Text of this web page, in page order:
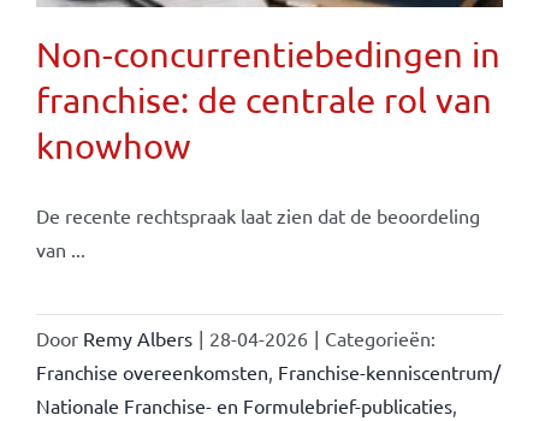
Non-concurrentiebedingen in
franchise: de centrale rol van
knowhow
De recente rechtspraak laat zien dat de beoordeling
van ...
Door Remy Albers | 28-04-2026 | Categorieën:
Franchise overeenkomsten Franchise-kenniscentrum/
Nationale Franchise- en Formulebrief-publicaties,